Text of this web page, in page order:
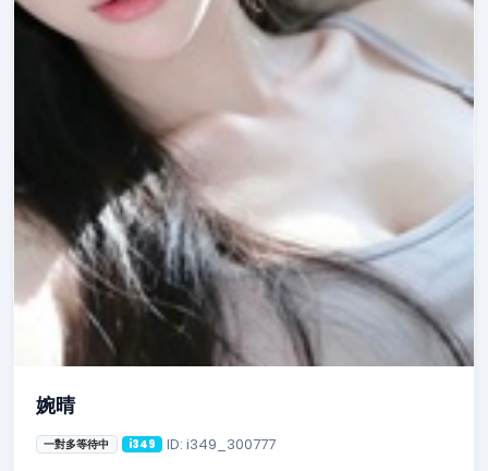
婉晴
一對多等待中 i349 ID: i349_300777